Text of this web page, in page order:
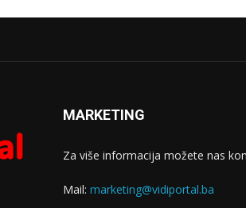
MARKETING
Za više informacija možete nas
Mail: marketing@vidiportal.ba